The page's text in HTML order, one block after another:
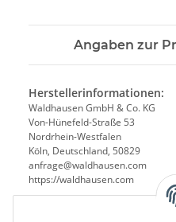
Angaben zur
Herstellerinformationen:
Waldhausen GmbH & Co. KG
Von-Hünefeld-Straße 53
Nordrhein-Westfalen
Köln, Deutschland, 50829
anfrage@waldhausen.com
https://waldhausen.com